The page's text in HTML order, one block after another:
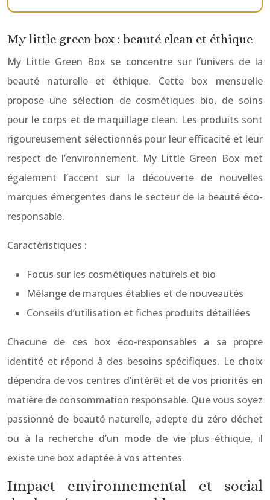
My little green box : beauté clean et éthique
My Little Green Box se concentre sur l’univers de la
beauté naturelle et éthique. Cette box mensuelle
propose une sélection de cosmétiques bio, de soins
pour le corps et de maquillage clean. Les produits sont
rigoureusement sélectionnés pour leur efficacité et leur
respect de l’environnement. My Little Green Box met
également l’accent sur la découverte de nouvelles
marques émergentes dans le secteur de la beauté éco-
responsable.
Caractéristiques :
Focus sur les cosmétiques naturels et bio
Mélange de marques établies et de nouveautés
Conseils d’utilisation et fiches produits détaillées
Chacune de ces box éco-responsables a sa propre
identité et répond à des besoins spécifiques. Le choix
dépendra de vos centres d’intérêt et de vos priorités en
matière de consommation responsable. Que vous soyez
passionné de beauté naturelle, adepte du zéro déchet
ou à la recherche d’un mode de vie plus éthique, il
existe une box adaptée à vos attentes.
Impact environnemental et social